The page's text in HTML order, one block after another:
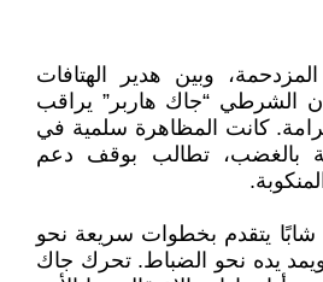
وبين هدير الهتافات
الشرطي “جاك هاربر” يراقب
كانت المظاهرة سلمية في
بالغضب، تطالب بوقف دعم
يتقدم بخطوات سريعة نحو
ويمد يده نحو الضباط. تحرك جاك